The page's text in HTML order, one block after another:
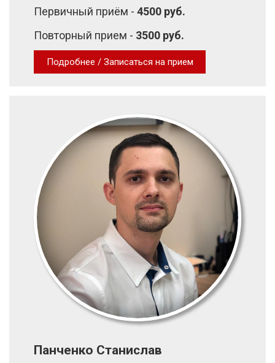
Первичный приём - 4500 руб.
Повторный прием - 3500 руб.
Подробнее / Записаться на прием
Панченко Станислав